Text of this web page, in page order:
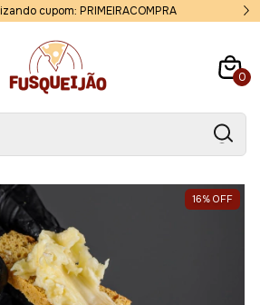
cupom: PRIMEIRACOMPRA
0
16% OFF